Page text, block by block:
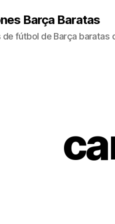
Barça Baratas
de fútbol de Barça baratas